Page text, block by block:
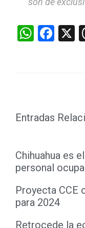
X
Entradas
Chihuahua es
personal
Proyecta CCE
para 2024
Retrocede la